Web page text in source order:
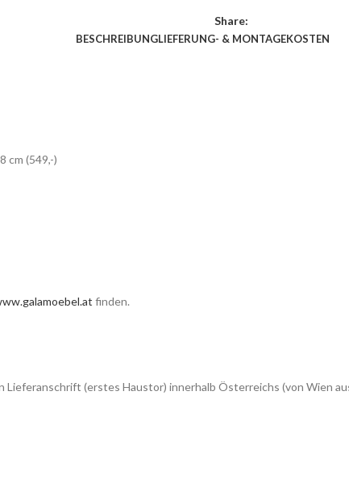
Share:
BESCHREIBUNGLIEFERUNG- & MONTAGEKOSTEN
cm (549,-)
finden.
(erstes Haustor) innerhalb Österreichs (von Wien